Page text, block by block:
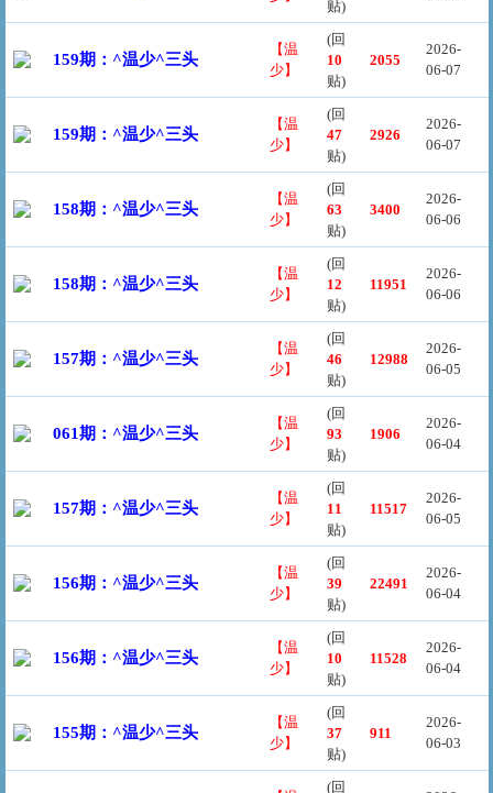
贴)
159期：^温少^三头
【温
少】
(回
10
贴)
2055
2026-
06-07
159期：^温少^三头
【温
少】
(回
47
贴)
2926
2026-
06-07
158期：^温少^三头
【温
少】
(回
63
贴)
3400
2026-
06-06
158期：^温少^三头
【温
少】
(回
12
贴)
11951
2026-
06-06
157期：^温少^三头
【温
少】
(回
46
贴)
12988
2026-
06-05
061期：^温少^三头
【温
少】
(回
93
贴)
1906
2026-
06-04
157期：^温少^三头
【温
少】
(回
11
贴)
11517
2026-
06-05
156期：^温少^三头
【温
少】
(回
39
贴)
22491
2026-
06-04
156期：^温少^三头
【温
少】
(回
10
贴)
11528
2026-
06-04
155期：^温少^三头
【温
少】
(回
37
贴)
911
2026-
06-03
(回